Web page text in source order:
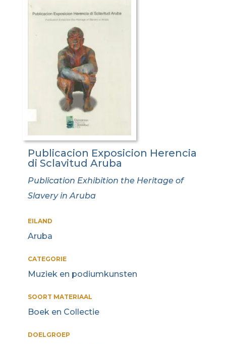
Publicacion Exposicion Herencia
di Sclavitud Aruba
Publication Exhibition the Heritage of
Slavery in Aruba
EILAND
Aruba
CATEGORIE
Muziek en podiumkunsten
SOORT MATERIAAL
Boek en Collectie
DOELGROEP